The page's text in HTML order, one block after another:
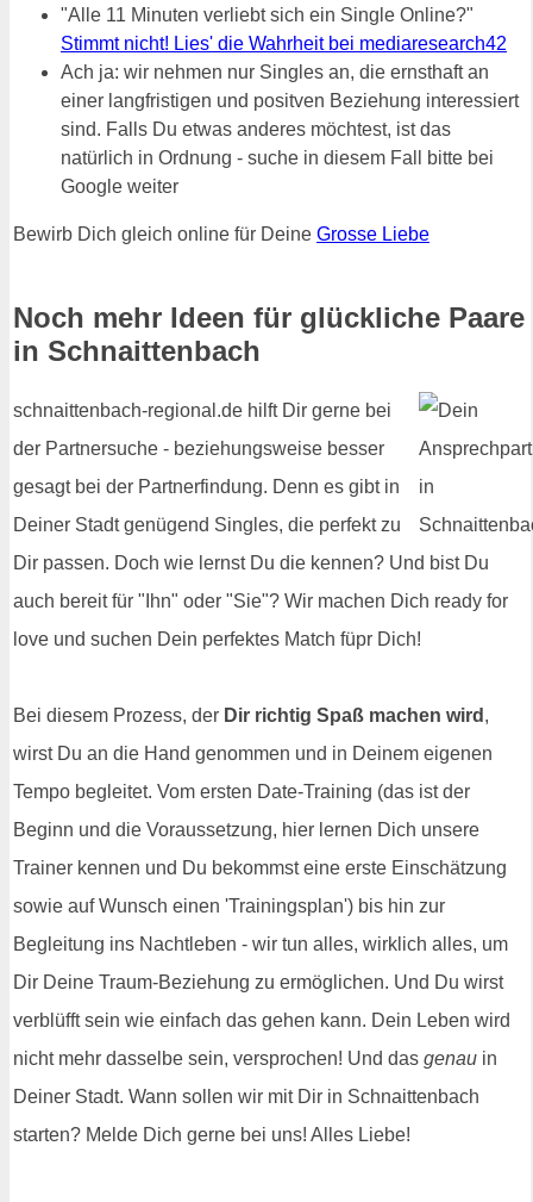
"Alle 11 Minuten verliebt sich ein Single Online?"
Stimmt nicht! Lies' die Wahrheit bei mediaresearch42
Ach ja: wir nehmen nur Singles an, die ernsthaft an
einer langfristigen und positven Beziehung interessiert
sind. Falls Du etwas anderes möchtest, ist das
natürlich in Ordnung - suche in diesem Fall bitte bei
Google weiter
Bewirb Dich gleich online für Deine Grosse Liebe
Noch mehr Ideen für glückliche Paare
in Schnaittenbach
schnaittenbach-regional.de hilft Dir gerne bei
der Partnersuche - beziehungsweise besser
gesagt bei der Partnerfindung. Denn es gibt in
Deiner Stadt genügend Singles, die perfekt zu
Dir passen. Doch wie lernst Du die kennen? Und bist Du
auch bereit für "Ihn" oder "Sie"? Wir machen Dich ready for
love und suchen Dein perfektes Match füpr Dich!
Bei diesem Prozess, der Dir richtig Spaß machen wird ,
wirst Du an die Hand genommen und in Deinem eigenen
Tempo begleitet. Vom ersten Date-Training (das ist der
Beginn und die Voraussetzung, hier lernen Dich unsere
Trainer kennen und Du bekommst eine erste Einschätzung
sowie auf Wunsch einen 'Trainingsplan') bis hin zur
Begleitung ins Nachtleben - wir tun alles, wirklich alles, um
Dir Deine Traum-Beziehung zu ermöglichen. Und Du wirst
verblüfft sein wie einfach das gehen kann. Dein Leben wird
nicht mehr dasselbe sein, versprochen! Und das genau in
Deiner Stadt. Wann sollen wir mit Dir in Schnaittenbach
starten? Melde Dich gerne bei uns! Alles Liebe!